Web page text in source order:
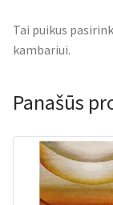
Tai puikus
kambariui.
Panašūs